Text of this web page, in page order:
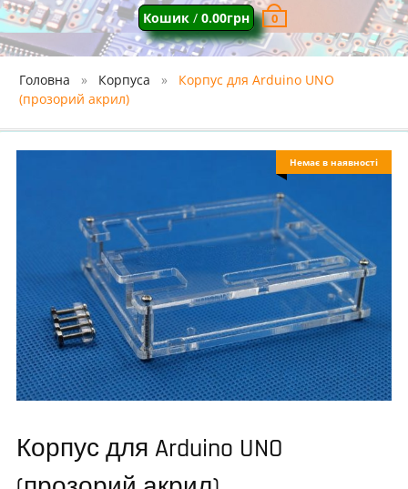
Кошик/ 0.00грн 0
Головна Корпуса
Корпус для Arduino UNO
(прозорий акрил)
Немає в наявності
Корпус для Arduino UNO